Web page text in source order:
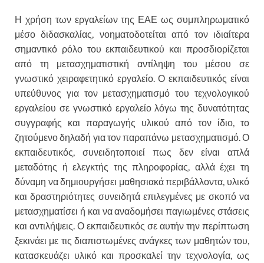
Η χρήση των εργαλείων της ΕΑΕ ως συμπληρωματικό
μέσο διδασκαλίας, νοηματοδοτείται από τον ιδιαίτερα
σημαντικό ρόλο του εκπαιδευτικού και προσδιορίζεται
από τη μετασχηματιστική αντίληψη του μέσου σε
γνωστικό χειραφετητικό εργαλείο. Ο εκπαιδευτικός είναι
υπεύθυνος για τον μετασχηματισμό του τεχνολογικού
εργαλείου σε γνωστικό εργαλείο λόγω της δυνατότητας
συγγραφής και παραγωγής υλικού από τον ίδιο, το
ζητούμενο δηλαδή για τον παραπάνω μετασχηματισμό. Ο
εκπαιδευτικός, συνειδητοποιεί πως δεν είναι απλά
μεταδότης ή ελεγκτής της πληροφορίας, αλλά έχει τη
δύναμη να δημιουργήσει μαθησιακά περιβάλλοντα, υλικό
και δραστηριότητες συνειδητά επιλεγμένες με σκοπό να
μετασχηματίσει ή και να αναδομήσει παγιωμένες στάσεις
και αντιλήψεις. Ο εκπαιδευτικός σε αυτήν την περίπτωση
ξεκινάει με τις διαπιστωμένες ανάγκες των μαθητών του,
κατασκευάζει υλικό και προσκαλεί την τεχνολογία, ως